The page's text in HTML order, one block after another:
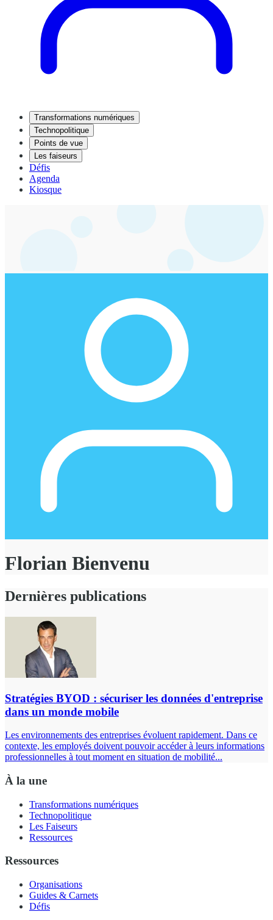
Transformations numériques
Technopolitique
Points de vue
Les faiseurs
Défis
Agenda
Kiosque
Florian Bienvenu
Dernières publications
Stratégies BYOD : sécuriser les données d'entreprise
dans un monde mobile
Les environnements des entreprises évoluent rapidement. Dans ce
contexte, les employés doivent pouvoir accéder à leurs informations
professionnelles à tout moment en situation de mobilité...
À la une
Transformations numériques
Technopolitique
Les Faiseurs
Ressources
Ressources
Organisations
Guides & Carnets
Défis